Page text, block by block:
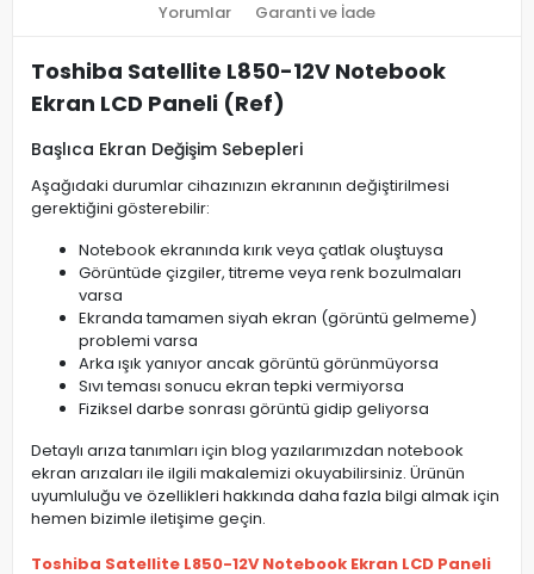
Yorumlar Garanti ve İade
Toshiba Satellite L850-12V Notebook
Ekran LCD Paneli (Ref)
Başlıca Ekran Değişim Sebepleri
Aşağıdaki durumlar cihazınızın ekranının değiştirilmesi
gerektiğini gösterebilir:
Notebook ekranında kırık veya çatlak oluştuysa
Görüntüde çizgiler, titreme veya renk bozulmaları
varsa
Ekranda tamamen siyah ekran (görüntü gelmeme)
problemi varsa
Arka ışık yanıyor ancak görüntü görünmüyorsa
Sıvı teması sonucu ekran tepki vermiyorsa
Fiziksel darbe sonrası görüntü gidip geliyorsa
Detaylı arıza tanımları için blog yazılarımızdan notebook
ekran arızaları ile ilgili makalemizi okuyabilirsiniz. Ürünün
uyumluluğu ve özellikleri hakkında daha fazla bilgi almak için
hemen bizimle iletişime geçin.
Toshiba Satellite L850-12V Notebook Ekran LCD Paneli